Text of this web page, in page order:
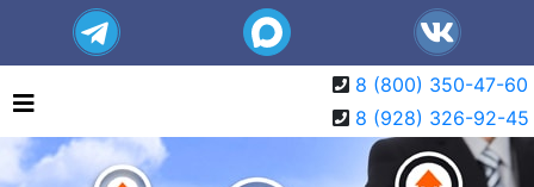
8 (800) 350-47-60
8 (928) 326-92-45